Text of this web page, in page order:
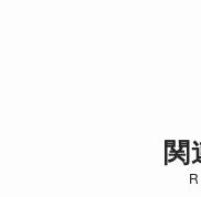
関